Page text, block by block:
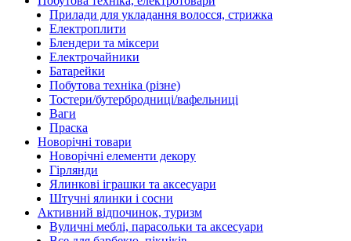
Прилади для укладання волосся, стрижка
Електроплити
Блендери та міксери
Електрочайники
Батарейки
Побутова техніка (різне)
Тостери/бутербродниці/вафельниці
Ваги
Праска
Новорічні товари
Новорічні елементи декору
Гірлянди
Ялинкові іграшки та аксесуари
Штучні ялинки і сосни
Активний відпочинок, туризм
Вуличні меблі, парасольки та аксесуари